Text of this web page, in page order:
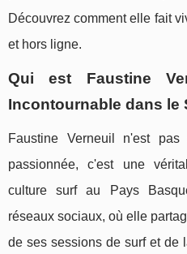
Découvrez comment elle fait
et hors ligne.
Qui est Faustine
Incontournable dans le
Faustine Verneuil n'est pas
passionnée, c'est une
culture surf au Pays
réseaux sociaux, où elle
de ses sessions de surf et de